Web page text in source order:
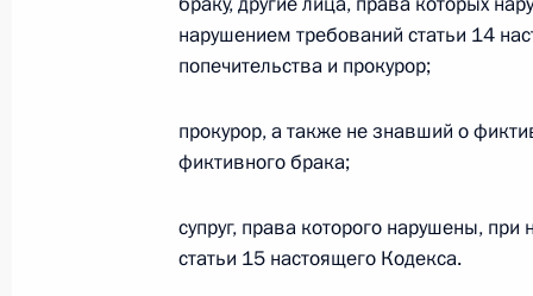
О внесении изменений в статью 13–2
и признании утратившим силу пункта 1
26 июля 2026 года
нарушением требований статьи 14
попечительства и прокурор;
прокурор, а также не знавший о
фиктивного брака;
супруг, права которого нарушены, при
статьи 15 настоящего Кодекса.